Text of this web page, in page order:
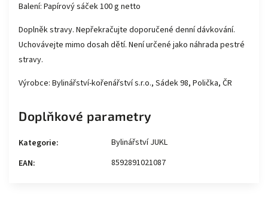
Balení: Papírový sáček 100 g netto
Doplněk stravy. Nepřekračujte doporučené denní dávkování.
Uchovávejte mimo dosah dětí. Není určené jako náhrada pestré
stravy.
Výrobce: Bylinářství-kořenářství s.r.o., Sádek 98, Polička, ČR
Doplňkové parametry
Kategorie:
Bylinářství JUKL
EAN: 8592891021087